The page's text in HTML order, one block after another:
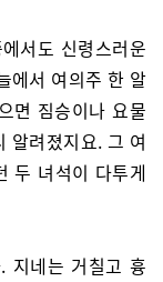
서도 신령스러운
에서 여의주 한 알
면 짐승이나 요물
알려졌지요. 그 여
두 녀석이 다투게
지네는 거칠고 흉